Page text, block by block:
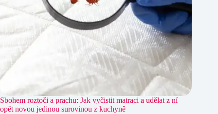
Sbohem roztoči a prachu: Jak vyčistit matraci a udělat z ní
opět novou jedinou surovinou z kuchyně